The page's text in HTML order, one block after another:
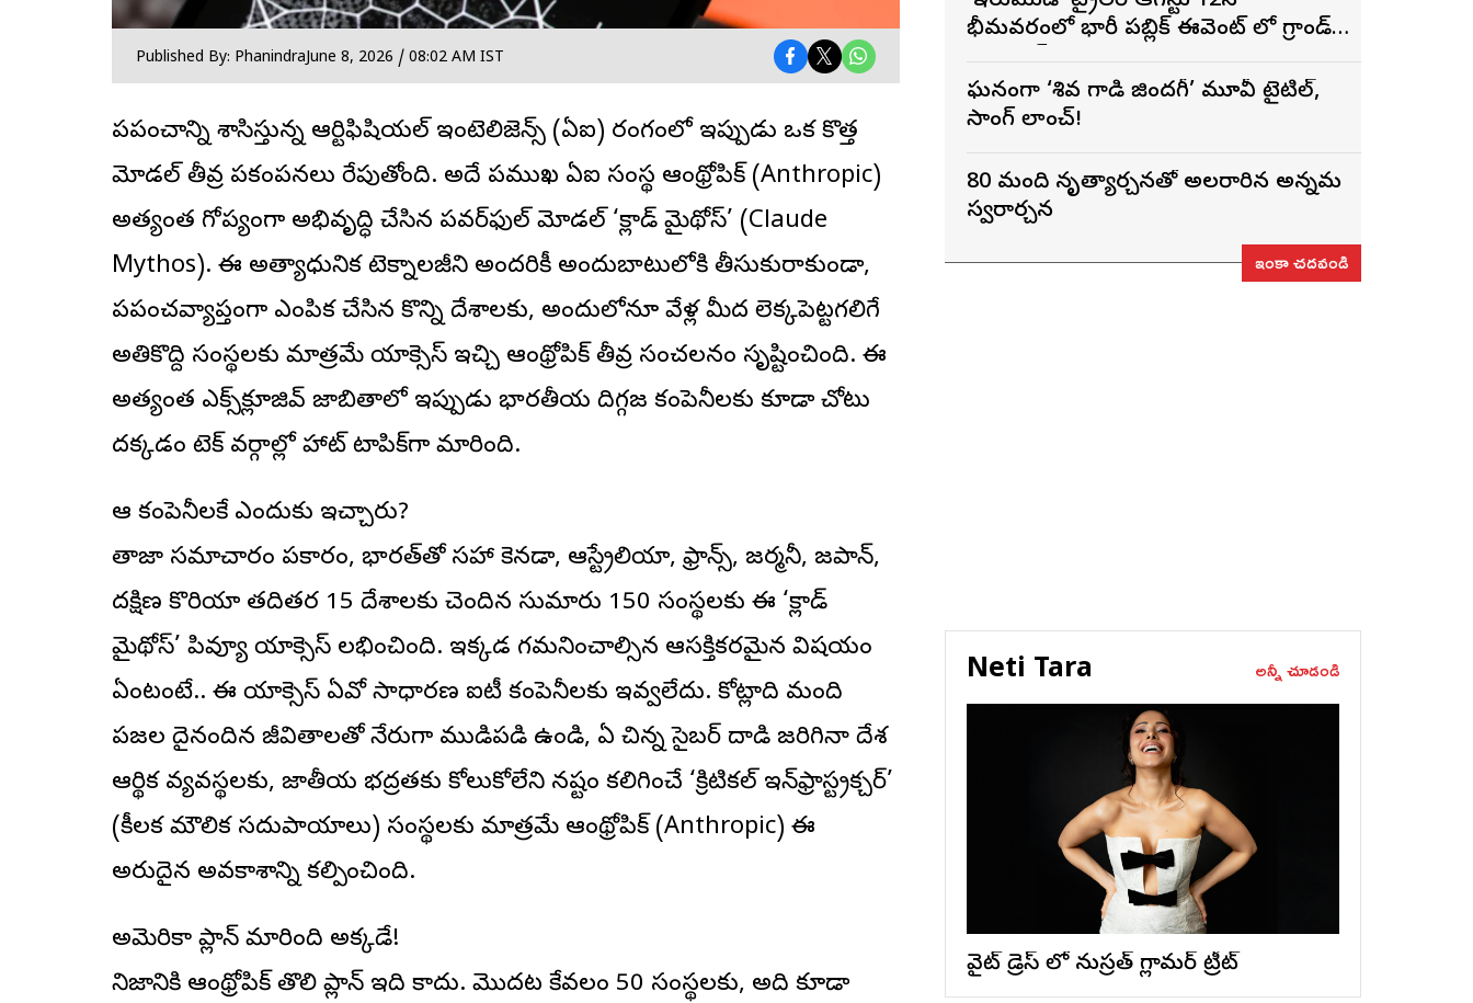
Published By: PhanindraJune 8, 2026 / 08:02 AM IST
ప్రపంచాన్ని శాసిస్తున్న ఆర్టిఫిషియల్ ఇంటెలిజెన్స్ (ఏఐ) రంగంలో ఇప్పుడు ఒక కొత్త
మోడల్ తీవ్ర ప్రకంపనలు రేపుతోంది. అదే ప్రముఖ ఏఐ సంస్థ ఆంథ్రోపిక్ (Anthropic)
అత్యంత గోప్యంగా అభివృద్ధి చేసిన పవర్‌ఫుల్ మోడల్ ‘క్లాడ్ మైథోస్’ (Claude
Mythos). ఈ అత్యాధునిక టెక్నాలజీని అందరికీ అందుబాటులోకి తీసుకురాకుండా,
ప్రపంచవ్యాప్తంగా ఎంపిక చేసిన కొన్ని దేశాలకు, అందులోనూ వేళ్ల మీద లెక్కపెట్టగలిగే
అతికొద్ది సంస్థలకు మాత్రమే యాక్సెస్ ఇచ్చి ఆంథ్రోపిక్ తీవ్ర సంచలనం సృష్టించింది. ఈ
అత్యంత ఎక్స్‌క్లూజివ్ జాబితాలో ఇప్పుడు భారతీయ దిగ్గజ కంపెనీలకు కూడా చోటు
దక్కడం టెక్ వర్గాల్లో హాట్ టాపిక్‌గా మారింది.
ఆ కంపెనీలకే ఎందుకు ఇచ్చారు?
తాజా సమాచారం ప్రకారం, భారత్‌తో సహా కెనడా, ఆస్ట్రేలియా, ఫ్రాన్స్, జర్మనీ, జపాన్,
దక్షిణ కొరియా తదితర 15 దేశాలకు చెందిన సుమారు 150 సంస్థలకు ఈ ‘క్లాడ్
మైథోస్’ ప్రివ్యూ యాక్సెస్ లభించింది. ఇక్కడ గమనించాల్సిన ఆసక్తికరమైన విషయం
ఏంటంటే.. ఈ యాక్సెస్ ఏవో సాధారణ ఐటీ కంపెనీలకు ఇవ్వలేదు. కోట్లాది మంది
ప్రజల దైనందిన జీవితాలతో నేరుగా ముడిపడి ఉండి, ఏ చిన్న సైబర్ దాడి జరిగినా దేశ
ఆర్థిక వ్యవస్థలకు, జాతీయ భద్రతకు కోలుకోలేని నష్టం కలిగించే ‘క్రిటికల్ ఇన్‌ఫ్రాస్ట్రక్చర్’
(కీలక మౌలిక సదుపాయాలు) సంస్థలకు మాత్రమే ఆంథ్రోపిక్ (Anthropic) ఈ
అరుదైన అవకాశాన్ని కల్పించింది.
అమెరికా ప్లాన్ మారింది అక్కడే!
నిజానికి ఆంథ్రోపిక్ తొలి ప్లాన్ ఇది కాదు. మొదట కేవలం 50 సంస్థలకు, అది కూడా
భీమవరంలో భారీ పబ్లిక్ ఈవెంట్ లో గ్రాండ్
ఘనంగా ‘శివ గాడి జింద‌గీ’ మూవీ టైటిల్,
సాంగ్ లాంచ్!
80 మంది నృత్యార్చనతో అలరారిన అన్నమ
స్వరార్చన
ఇంకా చదవండి
Neti Tara అన్నీ చూడండి
వైట్ డ్రెస్ లో నుస్ర‌త్ గ్లామ‌ర్ ట్రీట్